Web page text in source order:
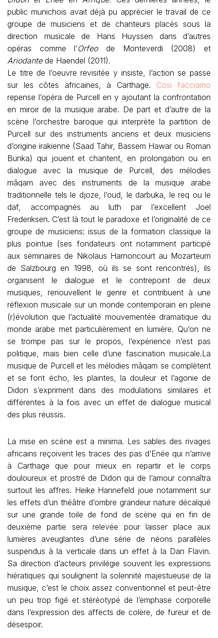
public munichois avait déjà pu apprécier le travail de ce
groupe de musiciens et de chanteurs placés sous la
direction musicale de Hans Huyssen dans d’autres
opéras comme l’Orfeode Monteverdi (2008) et
Ariodantede Haendel (2011).
Le titre de l’oeuvre revisitée y insiste, l’action se passe
sur les côtes africaines, à Carthage. Cosi facciamo
repense l’opéra de Purcell en y ajoutant la confrontation
en miroir de la musique arabe. De part et d’autre de la
scène l’orchestre baroque qui interprète la partition de
Purcell sur des instruments anciens et deux musiciens
d’origine irakienne (Saad Tahir, Bassem Hawar ou Roman
Bunka) qui jouent et chantent, en prolongation ou en
dialogue avec la musique de Purcell, des mélodies
mâqam avec des instruments de la musique arabe
traditionnelle tels le djoze, l’oud, le darbuka, le req ou le
daf, accompagnés au luth par l’excellent Joel
Frederiksen. C’est là tout le paradoxe et l’originalité de ce
groupe de musiciens: issus de la formation classique la
plus pointue (ses fondateurs ont notamment participé
aux séminaires de Nikolaus Harnoncourt au Mozarteum
de Salzbourg en 1998, où ils se sont rencontrés), ils
organisent le dialogue et le contrepoint de deux
musiques, renouvellent le genre et contribuent à une
réflexion musicale sur un monde contemporain en pleine
(r)évolution que l’actualité mouvementée dramatique du
monde arabe met particulièrement en lumière. Qu’on ne
se trompe pas sur le propos, l’expérience n’est pas
politique, mais bien celle d’une fascination musicale.La
musique de Purcell et les mélodies mâqam se complètent
et se font écho, les plaintes, la douleur et l’agonie de
Didon s’expriment dans des modulations similaires et
différentes à la fois avec un effet de dialogue musical
des plus réussis.
La mise en scène est a minima. Les sables des rivages
africains reçoivent les traces des pas d’Enée qui n’arrive
à Carthage que pour mieux en repartir et le corps
douloureux et prostré de Didon qui de l’amour connaîtra
surtout les affres. Heike Hannefeld joue notamment sur
les effets d’un théâtre d’ombre grandeur nature décalqué
sur une grande toile de fond de scène qui en fin de
deuxième partie sera relevée pour laisser place aux
lumières aveuglantes d’une série de néons parallèles
suspendus à la verticale dans un effet à la Dan Flavin.
Sa direction d’acteurs privilégie souvent les expressions
hiératiques qui soulignent la solennité majestueuse de la
musique, c’est le choix assez conventionnel et peut-être
un peu trop figé et stéréotypé de l’emphase corporelle
dans l’expression des affects de colère, de fureur et de
désespoir.